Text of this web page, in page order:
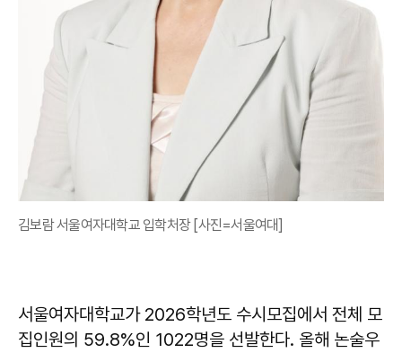
김보람 서울여자대학교 입학처장 [사진=서울여대]
서울여자대학교가 2026학년도 수시모집에서 전체 모
집인원의 59.8%인 1022명을 선발한다. 올해 논술우